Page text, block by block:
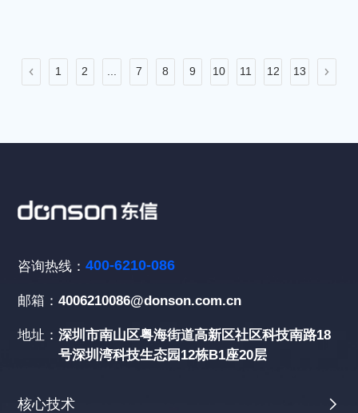
1 2 ... 7 8 9 10 11 12 13
咨询热线：400-6210-086
邮箱：4006210086@donson.com.cn
地址：深圳市南山区粤海街道高新区社区科技南路18
号深圳湾科技生态园12栋B1座20层
核心技术